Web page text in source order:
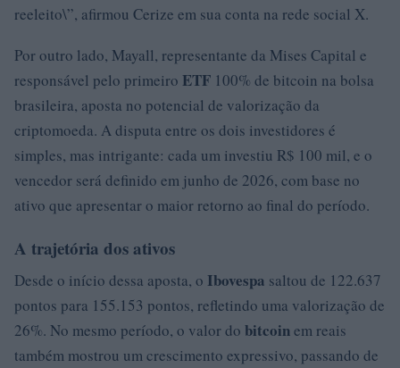
reeleito\”, afirmou Cerize em sua conta na rede social X.
Por outro lado, Mayall, representante da Mises Capital e
responsável pelo primeiro ETF 100% de bitcoin na bolsa
brasileira, aposta no potencial de valorização da
criptomoeda. A disputa entre os dois investidores é
simples, mas intrigante: cada um investiu R$ 100 mil, e o
vencedor será definido em junho de 2026, com base no
ativo que apresentar o maior retorno ao final do período.
A trajetória dos ativos
Desde o início dessa aposta, o Ibovespa saltou de 122.637
pontos para 155.153 pontos, refletindo uma valorização de
26%. No mesmo período, o valor do bitcoinem reais
também mostrou um crescimento expressivo, passando de